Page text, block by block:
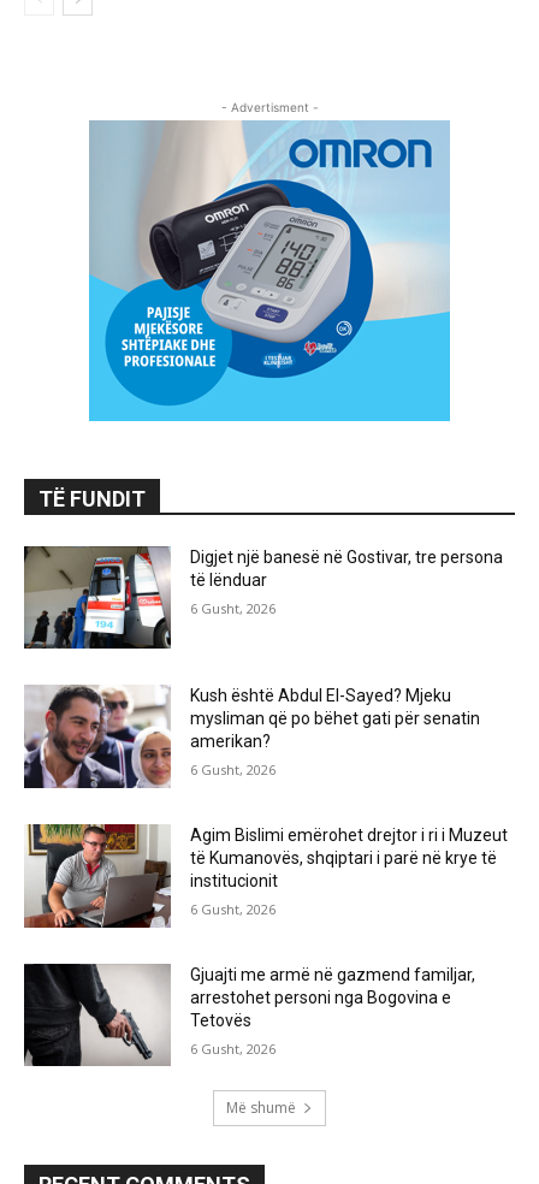
- Advertisment -
TË FUNDIT
Digjet një banesë në Gostivar, tre persona
të lënduar
6 Gusht, 2026
Kush është Abdul El-Sayed? Mjeku
mysliman që po bëhet gati për senatin
amerikan?
6 Gusht, 2026
Agim Bislimi emërohet drejtor i ri i Muzeut
të Kumanovës, shqiptari i parë në krye të
institucionit
6 Gusht, 2026
Gjuajti me armë në gazmend familjar,
arrestohet personi nga Bogovina e
Tetovës
6 Gusht, 2026
Më shumë